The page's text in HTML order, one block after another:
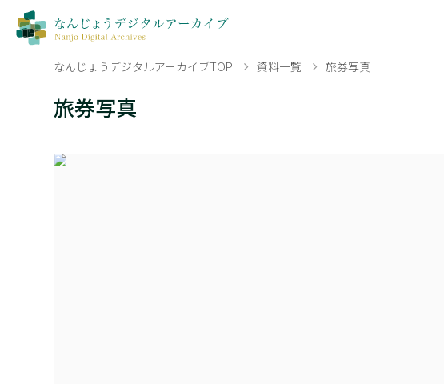
なんじょうデジタルアーカイブTOP 資料一覧 旅券写真
旅券写真